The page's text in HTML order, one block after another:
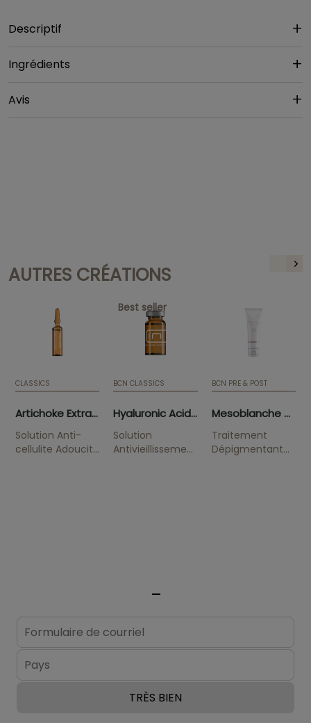
Descriptif
Ingrédients
Avis
AUTRES CRÉATIONS
CLASSICS
Artichoke Extract (10 x 5ml)
Solution Anti-
cellulite Adoucit
Best seller
BCN CLASSICS
Hyaluronic Acid 3.5% (5 x 5ml)
Solution
Antivieillissement
BCN PRE & POST
Mesoblanche 50ml (tube)
Traitement
Dépigmentant
bronzage
le visage et le
_